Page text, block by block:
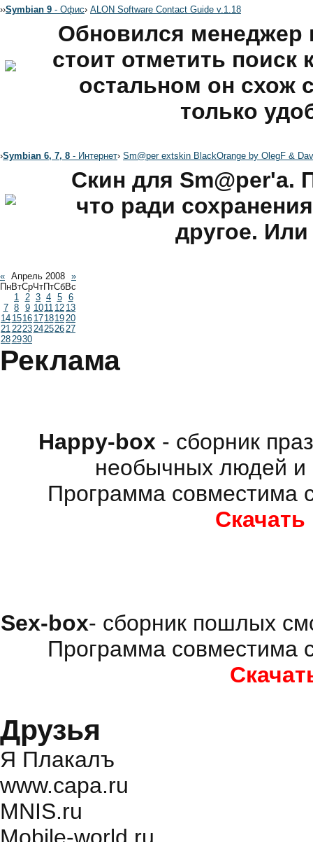
››Symbian 9 - Офис› АLON Software Contact Guide v.1.18
Обновился менеджер
стоит отметить
остальном он схож
только
›Symbian 6, 7, 8 - Интернет› Sm@per extskin BlackOrange by OlegF &
Скин для Sm@per'а.
что ради
другое.
« Апрель 2008 »
ПнВтСрЧтПтСбВс
1 2 3 4 5
6
7 8 9 1011 12 13
14 1516 17181920
21222324252627
282930
Реклама
Happy-box - сборник
необычных людей и
Программа совместима
Sex-box- сборник пошлых
Программа совместима
Друзья
Я Плакалъ
www.capa.ru
MNIS.ru